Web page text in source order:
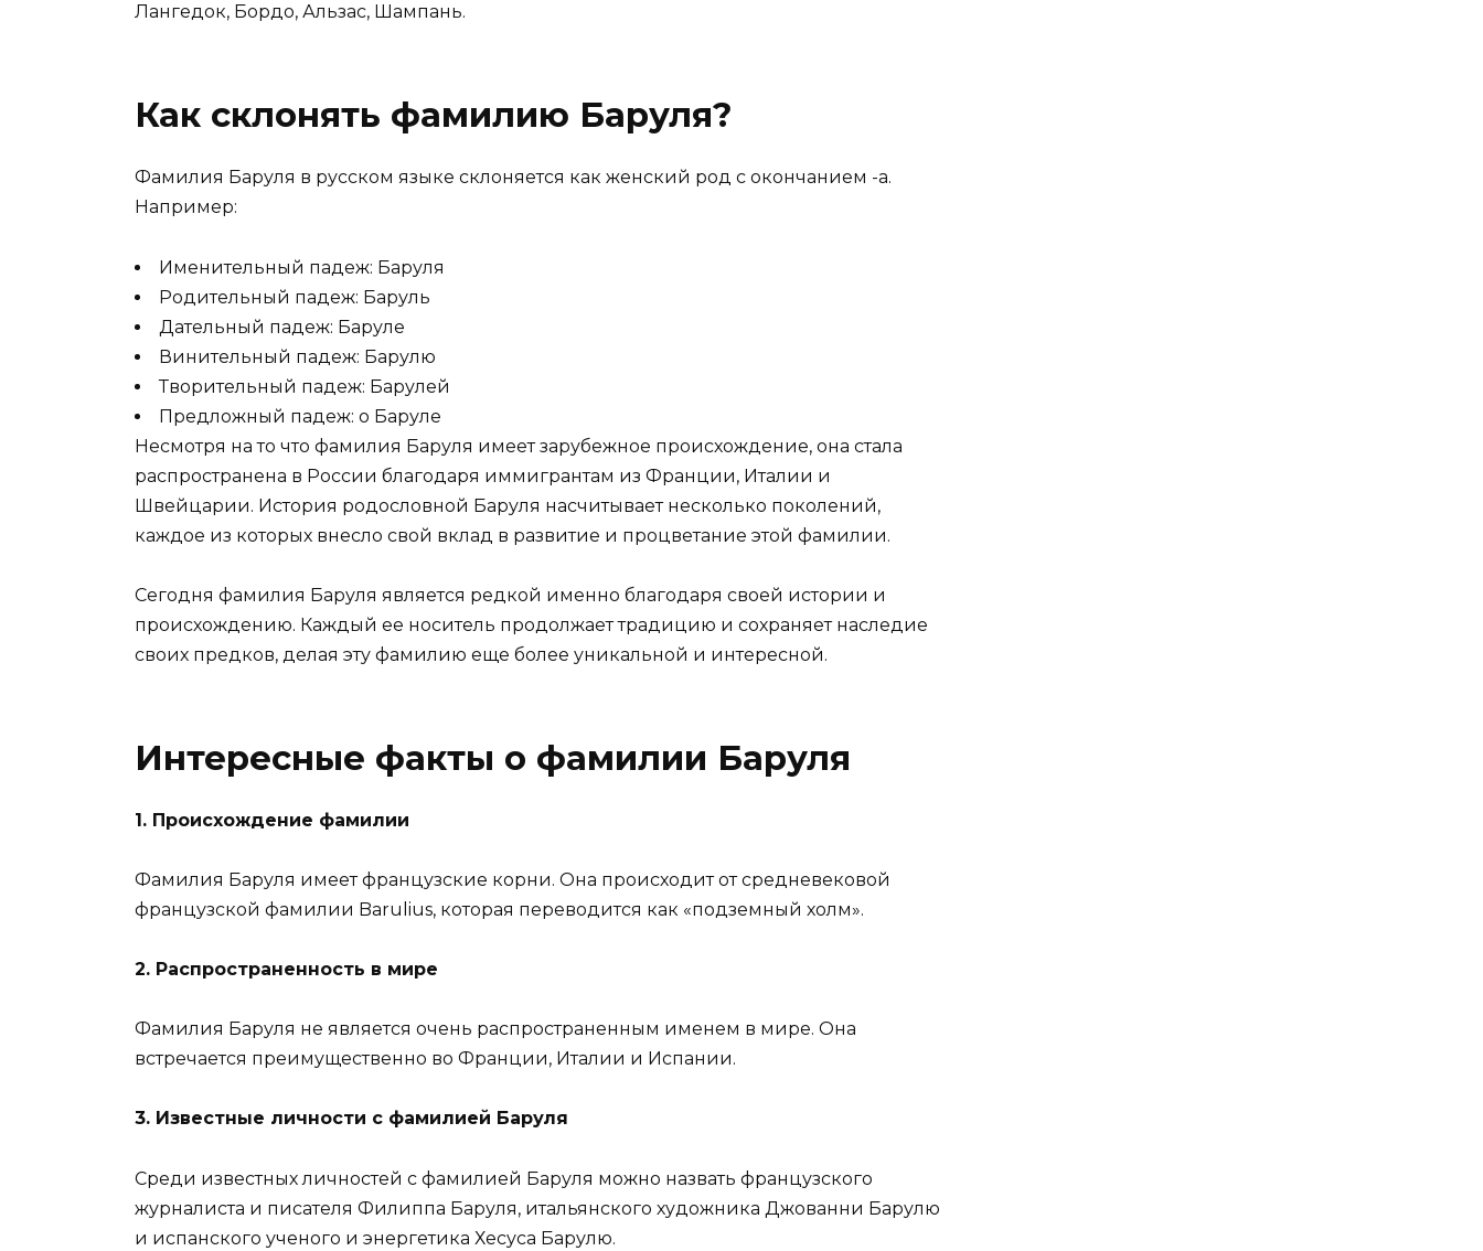
Лангедок, Бордо, Альзас, Шампань.
Как склонять фамилию Баруля?
Фамилия Баруля в русском языке склоняется как женский род с окончанием -а.
Например:
Именительный падеж: Баруля
Родительный падеж: Баруль
Дательный падеж: Баруле
Винительный падеж: Барулю
Творительный падеж: Барулей
Предложный падеж: о Баруле
Несмотря на то что фамилия Баруля имеет зарубежное происхождение, она стала
распространена в России благодаря иммигрантам из Франции, Италии и
Швейцарии. История родословной Баруля насчитывает несколько поколений,
каждое из которых внесло свой вклад в развитие и процветание этой фамилии.
Сегодня фамилия Баруля является редкой именно благодаря своей истории и
происхождению. Каждый ее носитель продолжает традицию и сохраняет наследие
своих предков, делая эту фамилию еще более уникальной и интересной.
Интересные факты о фамилии Баруля
1. Происхождение фамилии
Фамилия Баруля имеет французские корни. Она происходит от средневековой
французской фамилии Barulius, которая переводится как «подземный холм».
2. Распространенность в мире
Фамилия Баруля не является очень распространенным именем в мире. Она
встречается преимущественно во Франции, Италии и Испании.
3. Известные личности с фамилией Баруля
Среди известных личностей с фамилией Баруля можно назвать французского
журналиста и писателя Филиппа Баруля, итальянского художника Джованни Барулю
и испанского ученого и энергетика Хесуса Барулю.